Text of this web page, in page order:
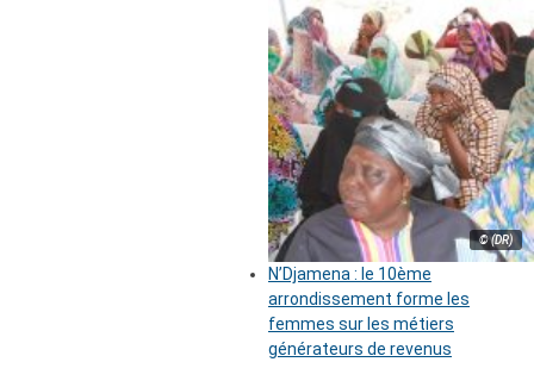
© (DR)
N’Djamena : le 10ème
arrondissement forme les
femmes sur les métiers
générateurs de revenus